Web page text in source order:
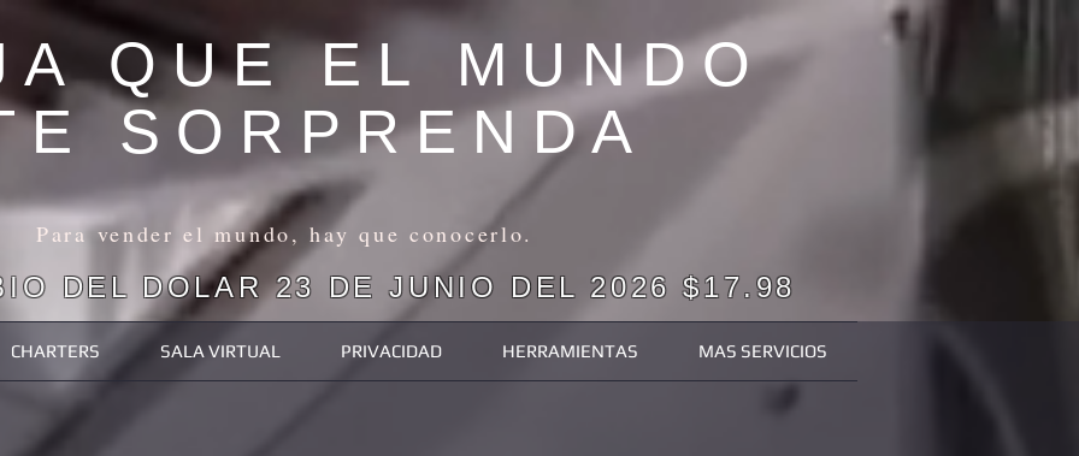
QUE EL MUNDO
SORPRENDA
Para vender el mundo, hay que conocerlo.
DEL DOLAR 23 DE JUNIO DEL 2026 $17.98
CHARTERS SALA VIRTUAL PRIVACIDAD HERRAMIENTAS MAS SERVICIOS